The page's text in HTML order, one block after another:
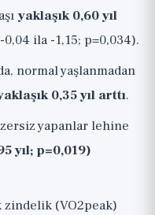
yaklaşık 0,60 yıl
0,04 ila -1,15; p=0,034).
normal yaşlanmadan
0,35 yıl arttı.
yapanlar lehine
yıl; p=0,019)
(VO2peak)